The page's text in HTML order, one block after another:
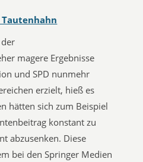
magere Ergebnisse
und SPD nunmehr
erzielt, hieß es
hätten sich zum Beispiel
konstant zu
abzusenken. Diese
bei den Springer Medien